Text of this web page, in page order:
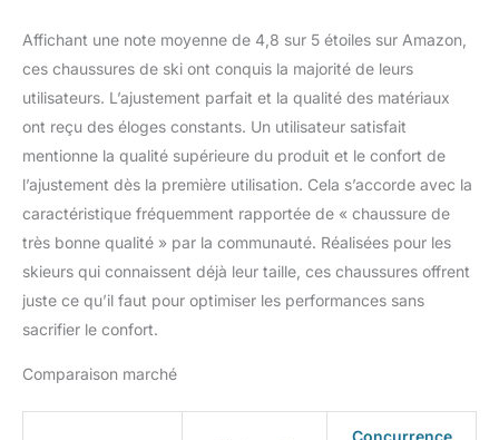
Affichant une note moyenne de 4,8 sur 5 étoiles sur Amazon,
ces chaussures de ski ont conquis la majorité de leurs
utilisateurs. L’ajustement parfait et la qualité des matériaux
ont reçu des éloges constants. Un utilisateur satisfait
mentionne la qualité supérieure du produit et le confort de
l’ajustement dès la première utilisation. Cela s’accorde avec la
caractéristique fréquemment rapportée de « chaussure de
très bonne qualité » par la communauté. Réalisées pour les
skieurs qui connaissent déjà leur taille, ces chaussures offrent
juste ce qu’il faut pour optimiser les performances sans
sacrifier le confort.
Comparaison marché
Concurrence